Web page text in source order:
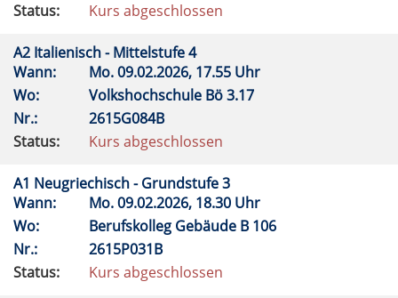
Status:
Kurs abgeschlossen
A2 Italienisch - Mittelstufe 4
Wann:
Mo.09.02.2026, 17.55 Uhr
Wo:
Volkshochschule Bö 3.17
Nr.:
2615G084B
Status:
Kurs abgeschlossen
A1 Neugriechisch - Grundstufe 3
Wann:
Mo.09.02.2026, 18.30 Uhr
Wo:
Berufskolleg Gebäude B 106
Nr.:
2615P031B
Status:
Kurs abgeschlossen